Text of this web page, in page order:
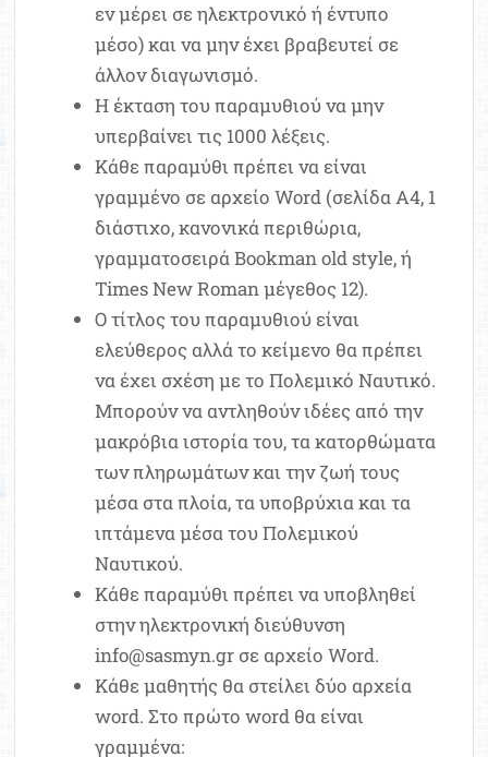
εν μέρει σε ηλεκτρονικό ή έντυπο
μέσο) και να μην έχει βραβευτεί σε
άλλον διαγωνισμό.
Η έκταση του παραμυθιού να μην
υπερβαίνει τις 1000 λέξεις.
Κάθε παραμύθι πρέπει να είναι
γραμμένο σε αρχείο Word (σελίδα A4, 1
διάστιχο, κανονικά περιθώρια,
γραμματοσειρά Bookman old style, ή
Times New Roman μέγεθος 12).
Ο τίτλος του παραμυθιού είναι
ελεύθερος αλλά το κείμενο θα πρέπει
να έχει σχέση με το Πολεμικό Ναυτικό.
Μπορούν να αντληθούν ιδέες από την
μακρόβια ιστορία του, τα κατορθώματα
των πληρωμάτων και την ζωή τους
μέσα στα πλοία, τα υποβρύχια και τα
ιπτάμενα μέσα του Πολεμικού
Ναυτικού.
Κάθε παραμύθι πρέπει να υποβληθεί
στην ηλεκτρονική διεύθυνση
info@sasmyn.gr σε αρχείο Word.
Κάθε μαθητής θα στείλει δύο αρχεία
word. Στο πρώτο word θα είναι
γραμμένα: